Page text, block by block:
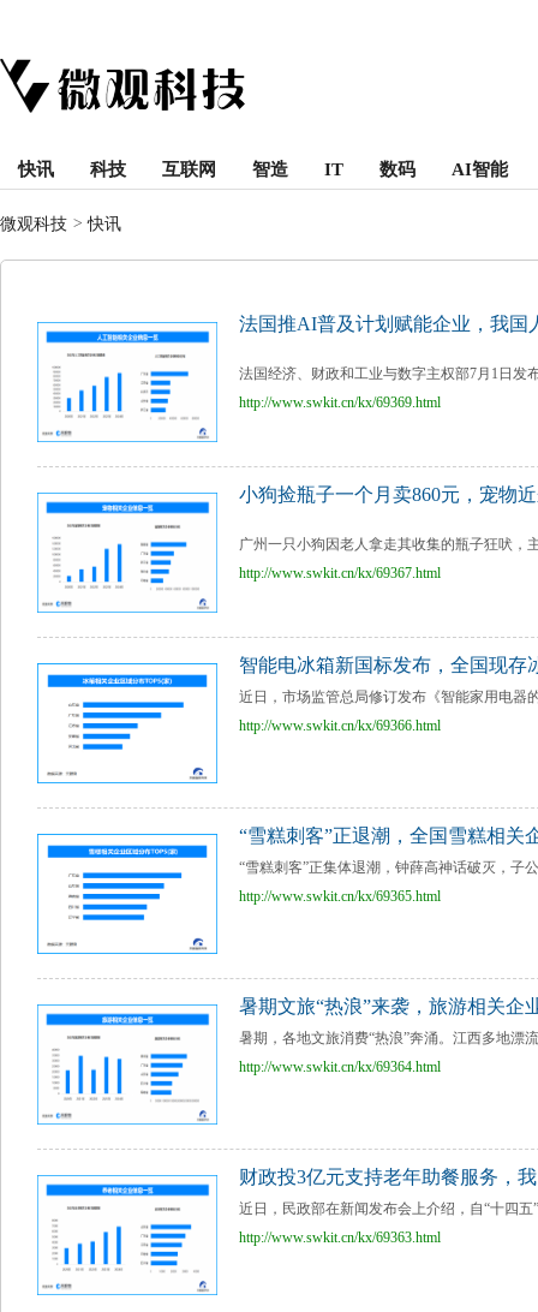
快讯 科技 互联网 智造 IT 数码 AI智能
微观科技 >快讯
法国推AI普及计划赋能企业，我国
法国经济、财政和工业与数字主权部7月1日发
http://www.swkit.cn/kx/69369.html
小狗捡瓶子一个月卖860元，宠物
广州一只小狗因老人拿走其收集的瓶子狂吠，
http://www.swkit.cn/kx/69367.html
智能电冰箱新国标发布，全国现存
近日，市场监管总局修订发布《智能家用电器
http://www.swkit.cn/kx/69366.html
“雪糕刺客”正退潮，全国雪糕相关
“雪糕刺客”正集体退潮，钟薛高神话破灭，子
http://www.swkit.cn/kx/69365.html
暑期文旅“热浪”来袭，旅游相关企
暑期，各地文旅消费“热浪”奔涌。江西多地漂
http://www.swkit.cn/kx/69364.html
财政投3亿元支持老年助餐服务，
近日，民政部在新闻发布会上介绍，自“十四
http://www.swkit.cn/kx/69363.html